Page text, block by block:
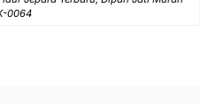
0064